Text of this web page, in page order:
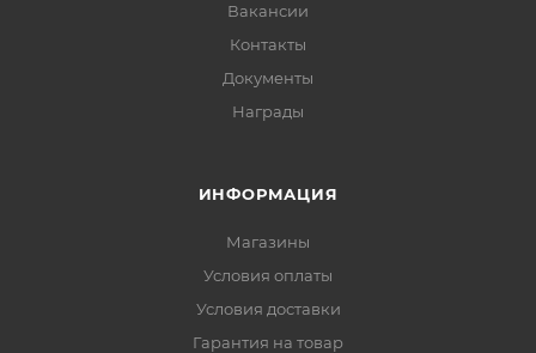
Вакансии
Контакты
Документы
Награды
ИНФОРМАЦИЯ
Магазины
Условия оплаты
Условия доставки
Гарантия на товар